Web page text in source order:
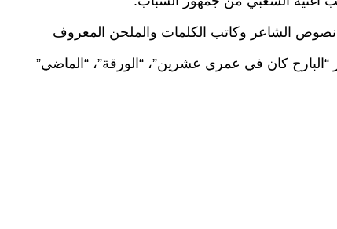
نصوص الشاعر وكاتب الكلمات والملحن المعروف
“البارح كان في عمري عشرين”، “الورقة”، “الماضي”